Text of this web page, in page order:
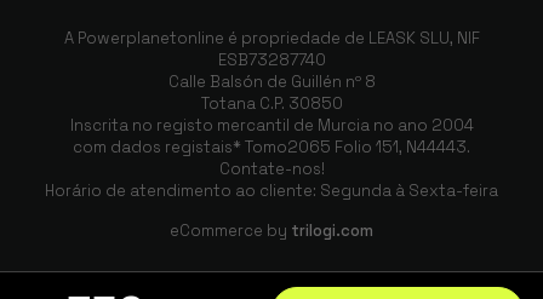
A Powerplanetonline é propriedade de LEASK SLU, NIF
ESB73287740
Calle Balsón de Guillén nº 8
Totana C.P. 30850
Inscrita no registo mercantil de Murcia no ano 2004
com dados registais* Tomo2065 Folio 151, N44443.
Contate-nos!
Horário de atendimento ao cliente: Segunda à Sexta-feira
eCommerce by trilogi.com